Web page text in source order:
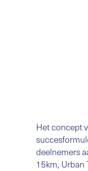
Het concept
deelnemers
15km, Urban